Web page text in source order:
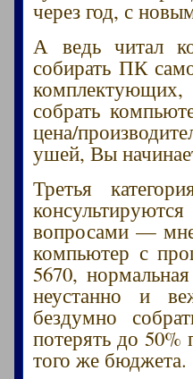
через год, с
А ведь читал
собирать ПК
собрать
цена/
ушей, Вы
Третья
вопросами — мне
компьютер с
5670,
неустанно и
бездумно
потерять до 50%
того же бюджета.